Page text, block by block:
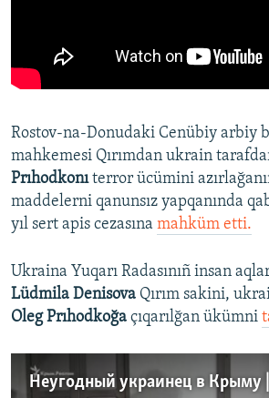
Rostov-na-Donudaki Cenübiy arbiy
mahkemesi Qırımdan ukrain
Prıhodkonıterror ücümini
maddelerni qanunsız yapqanında
yıl sert apis cezasına mahküm etti.
Ukraina Yuqarı Radasınıñ insan
Lüdmila Denisova Qırım sakini,
Oleg Prıhodkoğa çıqarılğan ükümni